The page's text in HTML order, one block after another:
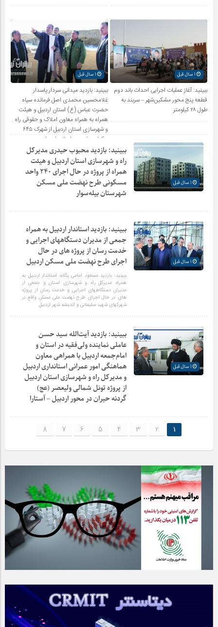
1 سال قبل
ببینید: آغاز عملیات اجرایی احداث باند دوم
قطعه پنج محور مشکین‌شهر – سربند به
طول ۲۸ کیلومتر
ببینید: بازدید میدانی سردار پاسدار
غلامحسین محمدی اصل فرمانده سپاه
حضرت عباس (ع) استان اردبیل و هیئت
همراه به همراه معاون املاک و حقوقی راه
و شهرسازی استان اردبیل از شهرک ۶۴۵
هکتاری شهید سلیمانی اردبیل
ببینید: بازدید محبوب حیدری مدیرکل
راه و شهرسازی استان اردبیل و هیئت
همراه از پروژه در حال اجرای ۲۴۰ واحد
مسکونی طرح نهضت ملی مسکن
شهرستان بیله‌سوار
ببینید: بازدید استاندار اردبیل به همراه
جمعی از مدیران دستگاههای اجرایی و
خدمت رسان از پروژه های در حال
اجرای طرح نهضت ملی مسکن اردبیل
ببینید: بازدید مسعود امامی یگانه استاندار اردبیل به
همراه مدیرکل راه و شهرسازی استان و جمعی از
مدیران دستگاههای اجرایی و خدمت رسان از پروژه
های در حال اجرای طرح نهضت ملی مسکن واقع در
شهرکهای شهید سلیمانی و اندیشه شهر اردبیل
ببینید: بازدید آیت‌الله سید حسن
عاملی نماینده ولی‌فقیه در استان و
امام‌جمعه اردبیل با همراهی معاون
هماهنگی امور عمرانی استانداری اردبیل
و مدیرکل راه و شهرسازی استان اردبیل
از پروژه تونل شمالی ولیعصر (عج)
گردنه حیران در محور اردبیل – آستارا
1
2
3
4
5
6
7
8